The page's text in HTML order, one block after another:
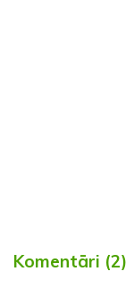
Komentāri (2)